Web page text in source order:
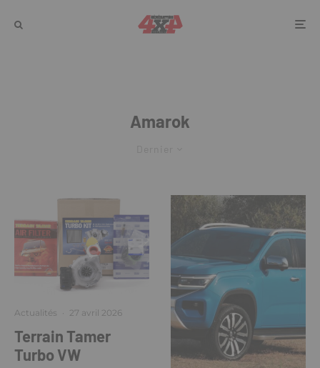
Amarok
Actualités · 27 avril 2026
Terrain Tamer
Turbo VW